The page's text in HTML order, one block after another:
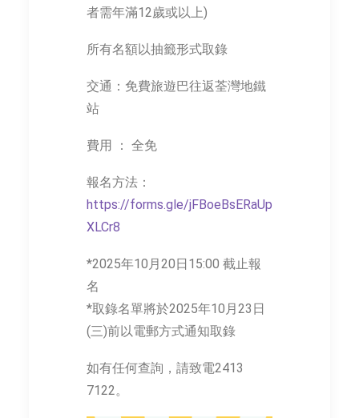
者需年滿12歲或以上)
所有名額以抽籤形式取錄
交通：免費旅遊巴往返荃灣地鐵
站
費用 ： 全免
報名方法：
https://forms.gle/jFBoeBsERaUp
XLCr8
*2025年10月20日15:00 截止報
名
*取錄名單將於2025年10月23日
(三)前以電郵方式通知取錄
如有任何查詢，請致電2413
7122。